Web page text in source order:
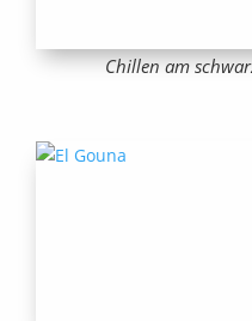
Chillen am